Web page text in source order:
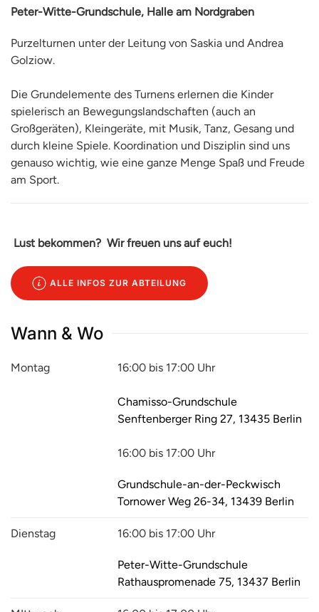
Peter-Witte-Grundschule, Halle am Nordgraben
Purzelturnen unter der Leitung von Saskia und Andrea
Golziow.
Die Grundelemente des Turnens erlernen die Kinder
spielerisch an Bewegungslandschaften (auch an
Großgeräten), Kleingeräte, mit Musik, Tanz, Gesang und
durch kleine Spiele. Koordination und Disziplin sind uns
genauso wichtig, wie eine ganze Menge Spaß und Freude
am Sport.
Lust bekommen? Wir freuen uns auf euch!
ALLE INFOS ZUR ABTEILUNG
Wann & Wo
Montag 16:00 bis 17:00 Uhr
Chamisso-Grundschule
Senftenberger Ring 27, 13435 Berlin
16:00 bis 17:00 Uhr
Grundschule-an-der-Peckwisch
Tornower Weg 26-34, 13439 Berlin
Dienstag 16:00 bis 17:00 Uhr
Peter-Witte-Grundschule
Rathauspromenade 75, 13437 Berlin